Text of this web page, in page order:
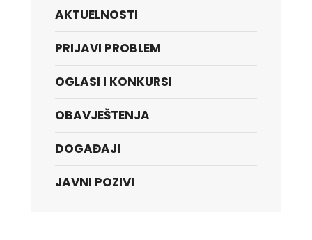
AKTUELNOSTI
PRIJAVI PROBLEM
OGLASI I KONKURSI
OBAVJEŠTENJA
DOGAĐAJI
JAVNI POZIVI